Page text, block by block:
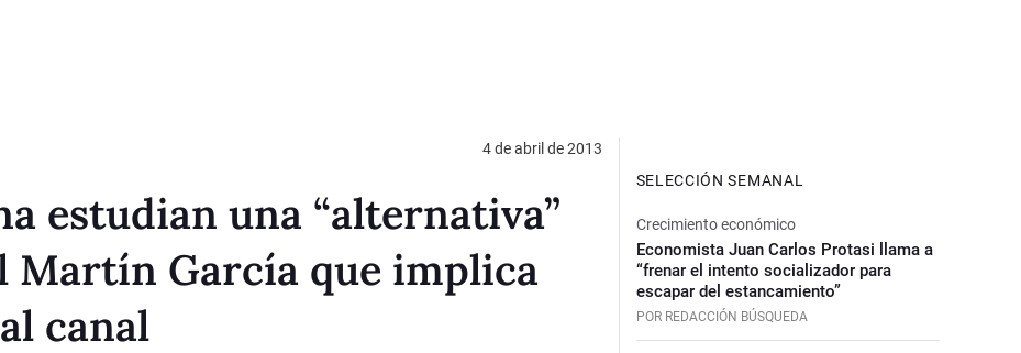
4 de abril de 2013
estudian una “alternativa”
Martín García que implica
canal
SELECCIÓN SEMANAL
Crecimiento económico
Economista Juan Carlos Protasi llama a
“frenar el intento socializador para
escapar del estancamiento”
POR REDACCIÓN BÚSQUEDA